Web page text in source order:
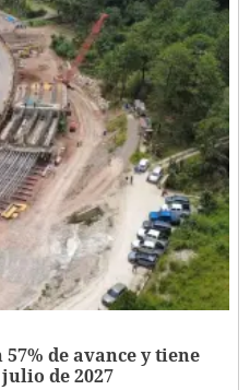
de avance y tiene
de 2027